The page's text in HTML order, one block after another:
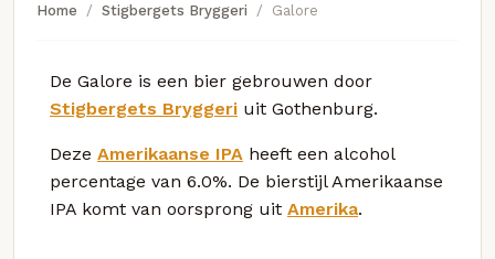
Home Stigbergets Bryggeri Galore
De Galore is een bier gebrouwen door
Stigbergets Bryggeri uit Gothenburg.
Deze Amerikaanse IPA heeft een alcohol
percentage van 6.0%. De bierstijl Amerikaanse
IPA komt van oorsprong uit Amerika.